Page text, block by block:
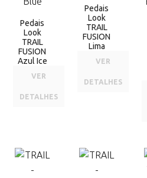
Pedais
Look
TRAIL
FUSION
Azul Ice
VER
DETALHES
Pedais
Look
TRAIL
FUSION
Lima
VER
DETALHES